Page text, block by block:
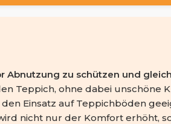
Abnutzung zu schützen und
Teppich, ohne dabei unschöne
Einsatz auf Teppichböden
nicht nur der Komfort erhöht,